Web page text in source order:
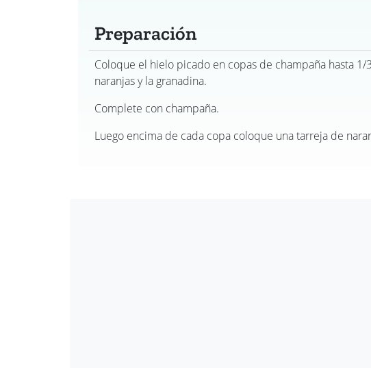
Preparación
Coloque el hielo picado en copas de champaña hasta 1/
naranjas y la granadina.
Complete con champaña.
Luego encima de cada copa coloque una tarreja de